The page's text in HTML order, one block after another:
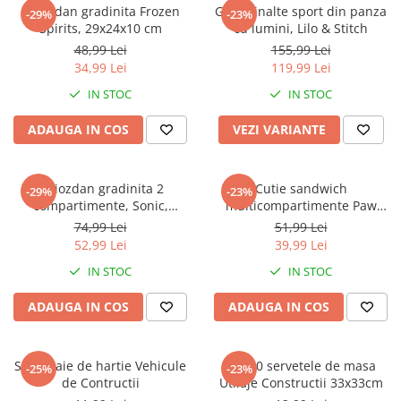
Captain america
Bakugan
Liga Dreptatii
Buzz Lightyear
My Little Pony
Planes
EplusM
Tom & Jerry
Transformers
Top Wings
Incaltaminte baieti
Ghete si cizme baieti
Pantofi baieti
Papuci si slapi baieti
Sandale baieti
Marvel
Monsters Inc.
La casa de papel
Nasa
Kids Euroswan
Rainbow High
Garfield
Nightmare before Christmas
EplusM
Perletti
Arditex
-29%
Ghiozdan gradinita Frozen
Spirits, 29x24x10 cm
48,99 Lei
34,99 Lei
IN STOC
ADAUGA IN COS
-23%
Ghete inalte sport din panza
cu lumini, Lilo & Stitch
155,99 Lei
119,99 Lei
IN STOC
VEZI VARIANTE
-29%Ghiozdan gradinita 2
compartimente, Sonic,
30x25x12 cm
74,99 Lei
52,99 Lei
IN STOC
ADAUGA IN COS
-23%Cutie sandwich
multicompartimente Paw
Patrol Superpowers
51,99 Lei
39,99 Lei
IN STOC
ADAUGA IN COS
-25%
Set 4 paie de hartie Vehicule
de Contructii
-23%
Set 20 servetele de masa
Utilaje Constructii 33x33cm